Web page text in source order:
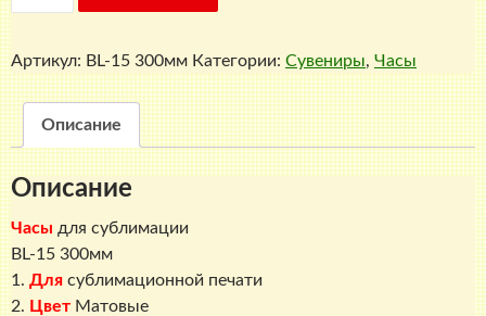
товара
Стеклянные
часы
BL-
15
диаметр
300мм
(для
сублимации)
Артикул: BL-15 300мм Категории: Сувениры, Часы
Описание
Описание
Часы для сублимации
BL-15 300мм
1. Для сублимационной печати
2. Цвет Матовые